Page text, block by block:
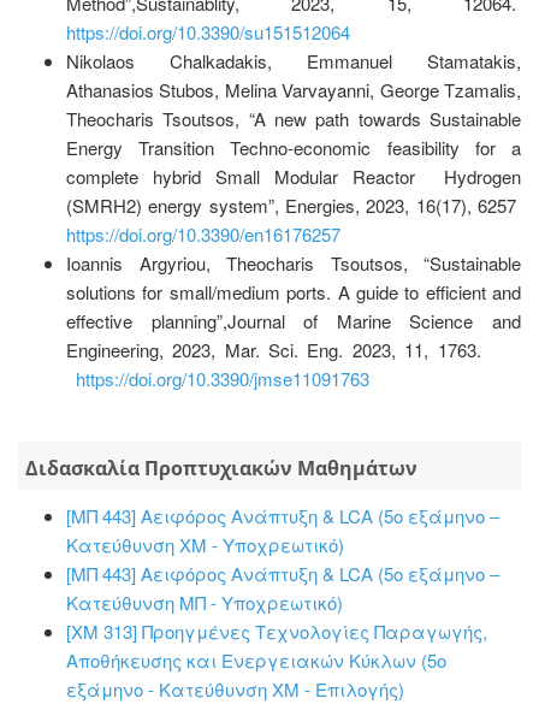
https://doi.org/10.3390/su151512064
Nikolaos Chalkadakis, Emmanuel Stamatakis,
Athanasios Stubos, Melina Varvayanni, George Tzamalis,
Theocharis Tsoutsos, “A new path towards Sustainable
Energy Transition Techno-economic feasibility for a
complete hybrid Small Modular Reactor Hydrogen
(SMRH2) energy system”, Energies, 2023, 16(17), 6257
https://doi.org/10.3390/en16176257
Ioannis Argyriou, Theocharis Tsoutsos, “Sustainable
solutions for small/medium ports. A guide to efficient and
effective planning”,Journal of Marine Science and
Engineering, 2023, Mar. Sci. Eng. 2023, 11, 1763.
https://doi.org/10.3390/jmse11091763
Διδασκαλία Προπτυχιακών Μαθημάτων
[ΜΠ 443] Αειφόρος Ανάπτυξη & LCA (5ο εξάμηνο –
Κατεύθυνση ΧΜ - Υποχρεωτικό)
[ΜΠ 443] Αειφόρος Ανάπτυξη & LCA (5ο εξάμηνο –
Κατεύθυνση ΜΠ - Υποχρεωτικό)
[ΧΜ 313] Προηγμένες Τεχνολογίες Παραγωγής,
Αποθήκευσης και Ενεργειακών Κύκλων (5ο
εξάμηνο - Κατεύθυνση ΧΜ - Επιλογής)